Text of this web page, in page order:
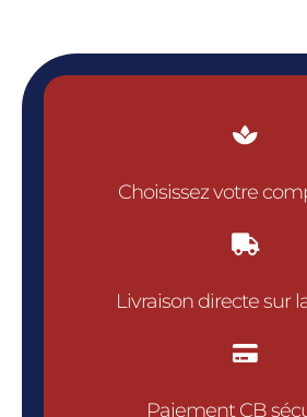

Choisissez votre

Livraison directe sur

Paiement CB